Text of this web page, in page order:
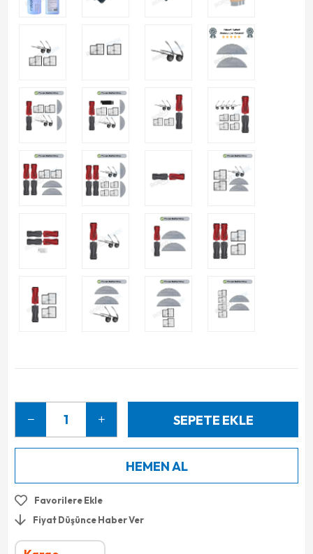
Favorilere Ekle
Fiyat Düşünce Haber Ver